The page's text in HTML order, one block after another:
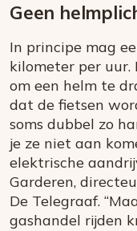
Geen
In principe mag
kilometer per
om een helm te
dat de fietsen
soms dubbel zo
je ze niet aan
elektrische
Garderen,
De Telegraaf.
gashandel rijden